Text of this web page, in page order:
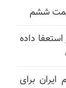
ششم
رژیم: پزشکیان ۲۸ بار استعفا داده
برای